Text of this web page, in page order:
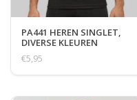
PA441 HEREN SINGLET,
DIVERSE KLEUREN
€5,95